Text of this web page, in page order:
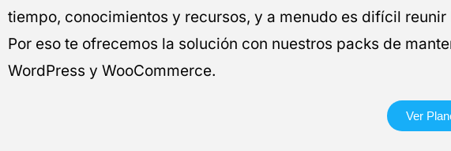
tiempo, conocimientos y recursos, y a menudo es difícil reunir
Por eso te ofrecemos la solución con nuestros packs de
WordPress y WooCommerce.
Ver